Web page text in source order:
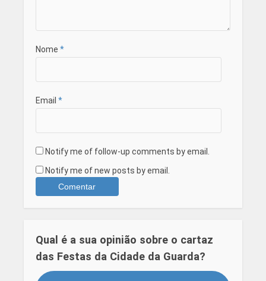
Nome *
Email *
Notify me of follow-up comments by email.
Notify me of new posts by email.
Qual é a sua opinião sobre o cartaz
das Festas da Cidade da Guarda?